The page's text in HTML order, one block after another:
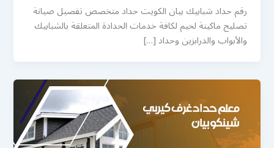
رقم حداد شبابيك بيان الكويت حداد متخصص تفصيل صيانة
تصليح ماكينة لحيم لكافة خدمات الحدادة المتعلقة بالشبابيك
والأبواب والدرابزين وحداد […]